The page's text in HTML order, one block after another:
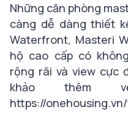
Những căn phòng
càng dễ dàng thiết
Waterfront, Masteri
hộ cao cấp có
rộng rãi và view cực
khảo
https://